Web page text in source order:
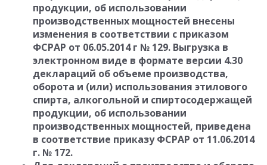
продукции, об использовании
производственных мощностей внесены
изменения в соответствии с приказом
ФСРАР от 06.05.2014 г № 129. Выгрузка в
электронном виде в формате версии 4.30
деклараций об объеме производства,
оборота и (или) использования этилового
спирта, алкогольной и спиртосодержащей
продукции, об использовании
производственных мощностей, приведена
в соответствие приказу ФСРАР от 11.06.2014
г. № 172.